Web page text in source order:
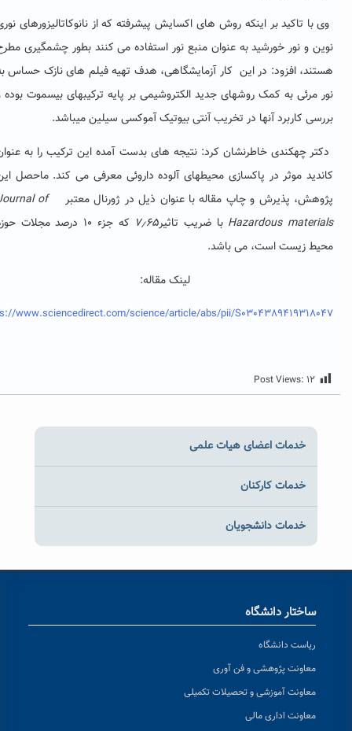
وی با تاکید بر اینکه روش های اکسایش پیشرفته که از نانوکاتالیزورهای نوری
و نور خورشید به عنوان منبع نور استفاده می کنند بطور چشمگیری مطرح
افزود: در این کار آزمایشگاهی، هدف تهیه فیلم های نازک حساس به
مرئی به کمک روش­های جدید الکتروشیمی بر پایه ترکیب­های بیسموت بوده و
کاربرد آن­ها در تخریب آنتی بیوتیک آموکسی سیلین می­باشد.
دکتر چهکندی خاطرنشان کرد: نتیجه های بدست آمده این ترکیب­ را به عنوان
موثر در پاکسازی محیط­های آلوده داروئی معرفی می کند. ماحصل این
پذیرش و چاپ مقاله با عنوان ذیل در ژورنال معتبر Journal of
Hazardous با ضریب تاثیر ۷٫۶۵ که جزء ۱۰درصد مجلات حوزه
زیست است، می­ باشد.
لینک مقاله:
https://www.sciencedirect.com/science/article/abs/pii/
Post Views:۱۲
خدمات اعضای هیات علمی
خدمات کارکنان
خدمات دانشجویان
ساختار دانشگاه
ریاست دانشگاه
معاونت پژوهشی و فن آوری
معاونت آموزشی و تحصیلات تکمیلی
معاونت اداری مالی